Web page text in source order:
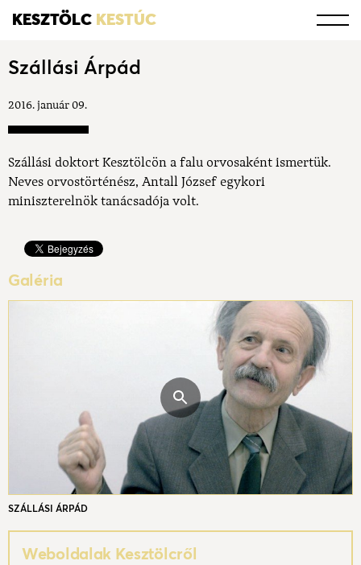
KESZTÖLC KESTÚC
Szállási Árpád
2016. január 09.
Szállási doktort Kesztölcön a falu orvosaként ismertük.
Neves orvostörténész, Antall József egykori
miniszterelnök tanácsadója volt.
Galéria
SZÁLLÁSI ÁRPÁD
Weboldalak Kesztölcről